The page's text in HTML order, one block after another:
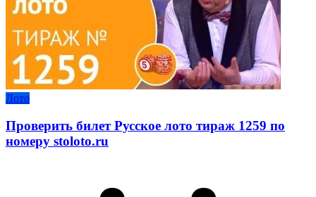
Лото
Проверить билет Русское лото тираж 1259 по
номеру stoloto.ru